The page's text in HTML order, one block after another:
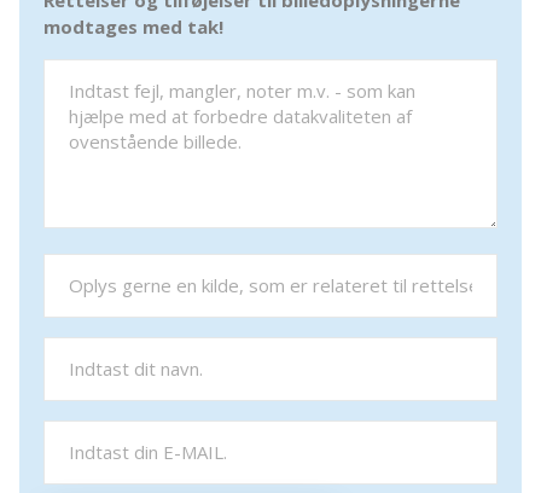
modtages med tak!